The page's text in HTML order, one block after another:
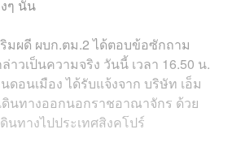
ๆ นั้น
มผดี ผบก.ตม.2 ได้ตอบข้อซักถาม
วเป็นความจริง วันนี้ เวลา 16.50 น.
อนเมือง ได้รับแจ้งจาก บริษัท เอ็ม
ดินทางออกนอกราชอาณาจักร ด้วย
นทางไปประเทศสิงคโปร์